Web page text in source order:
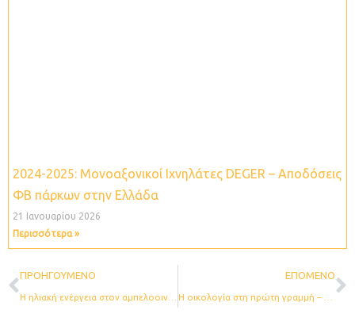
2024-2025: Μονοαξονικοί Ιχνηλάτες DEGER – Aποδόσεις
ΦΒ πάρκων στην Ελλάδα
21 Ιανουαρίου 2026
Περισσότερα »
Prev
ΠΡΟΗΓΟΎΜΕΝΟ ΕΠΌΜΕΝΟ